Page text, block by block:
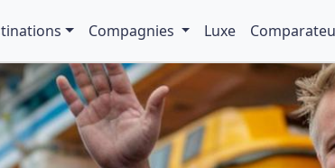
Compagnies Luxe